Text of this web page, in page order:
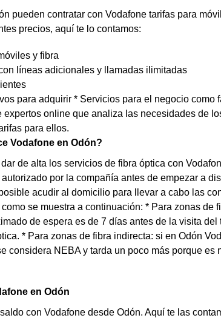
pueden contratar con Vodafone tarifas para
precios, aquí te lo contamos:
y fibra
líneas adicionales y llamadas ilimitadas
para adquirir * Servicios para el negocio como
online que analiza las necesidades de
para ellos.
Vodafone en Odón?
de alta los servicios de fibra óptica con
por la compañía antes de empezar a
acudir al domicilio para llevar a cabo las
se muestra a continuación: * Para zonas de
de espera es de 7 días antes de la visita
* Para zonas de fibra indirecta: si en Odón
considera NEBA y tarda un poco más porque
en Odón
con Vodafone desde Odón. Aquí te las